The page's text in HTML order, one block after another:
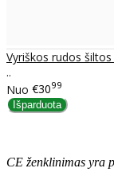
Vyriškos rudos
..
Nuo €3099
CE ženklinimas yra